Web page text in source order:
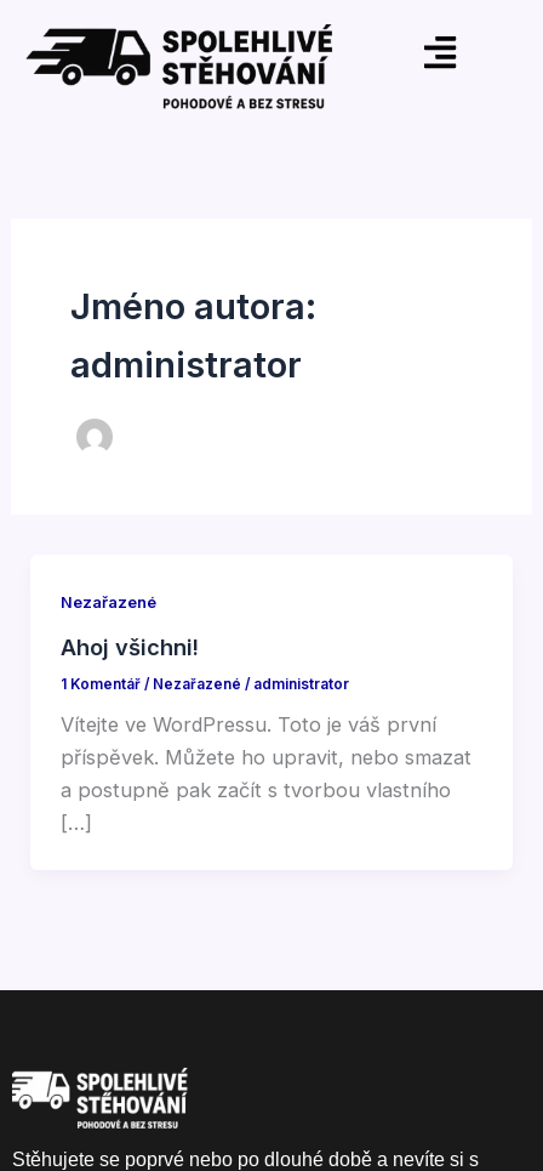
obsah
Jméno autora:
administrator
Nezařazené
Ahoj všichni!
1 Komentář / Nezařazené / administrator
Vítejte ve WordPressu. Toto je váš první
příspěvek. Můžete ho upravit, nebo smazat
a postupně pak začít s tvorbou vlastního
[…]
Stěhujete se poprvé nebo po dlouhé době a nevíte si s